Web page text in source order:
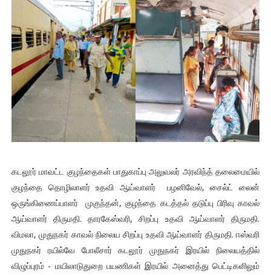
கடலூர் மாவட்ட குழந்தைகள் பாதுகாப்பு அலுவலர் அரவிந்த் தலைமையில்
குழந்தை தொழிலாளர் உதவி ஆய்வாளர் பழனிவேல், சைல்ட் லைன்
ஒருங்கிணைப்பாளர் முகுந்தன், குழந்தை கடத்தல் தடுப்பு பிரிவு காவல்
ஆய்வாளர் திருமதி. தாரகேஸ்வரி, சிறப்பு உதவி ஆய்வாளர் திருமதி.
விமலா, முதுநகர் காவல் நிலைய சிறப்பு உதவி ஆய்வாளர் திருமதி. ஈஸ்வரி
முதுநகர் ரயில்வே போலீசார் கடலூர் முதுநகர் இரயில் நிலையத்தில்
விழுப்புரம் - மயிலாடுதுறை பயணிகள் இரயில் அனைத்து பெட்டிகளிலும்